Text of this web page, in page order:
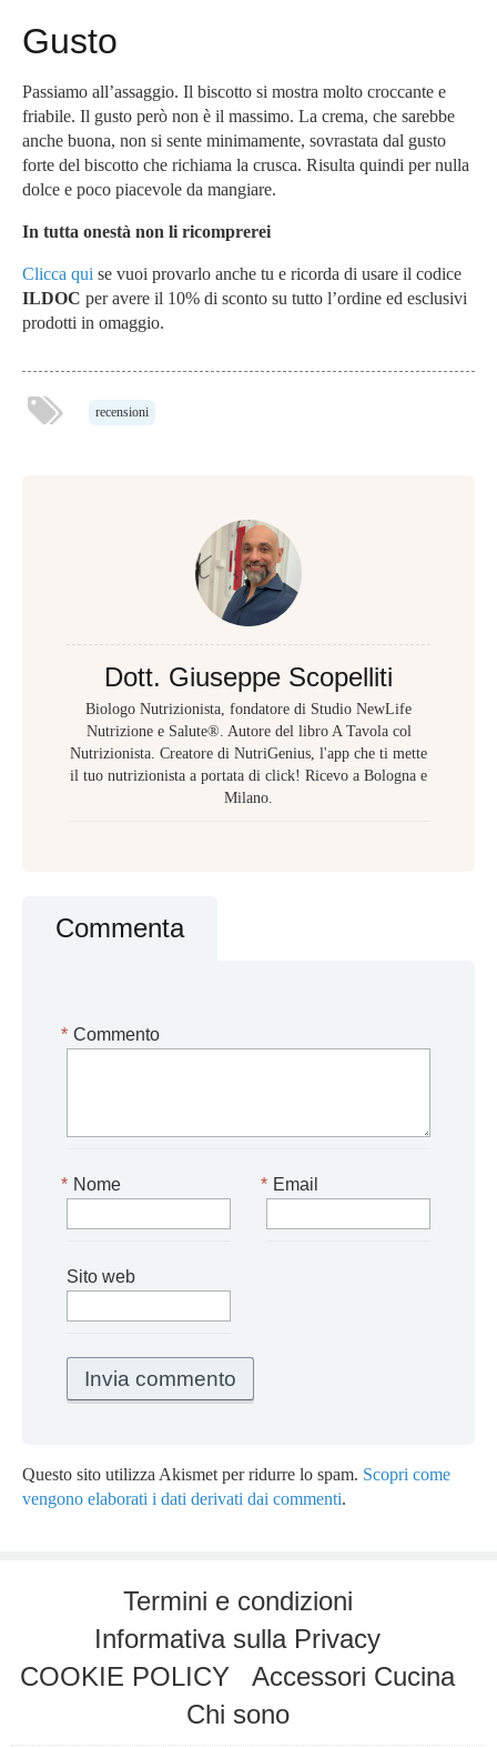
Gusto
Passiamo all’assaggio. Il biscotto si mostra molto croccante e
friabile. Il gusto però non è il massimo. La crema, che sarebbe
anche buona, non si sente minimamente, sovrastata dal gusto
forte del biscotto che richiama la crusca. Risulta quindi per nulla
dolce e poco piacevole da mangiare.
In tutta onestà non li ricomprerei
Clicca qui se vuoi provarlo anche tu e ricorda di usare il codice
ILDOC per avere il 10% di sconto su tutto l’ordine ed esclusivi
prodotti in omaggio.
recensioni
Dott. Giuseppe Scopelliti
Biologo Nutrizionista, fondatore di Studio NewLife
Nutrizione e Salute®. Autore del libro A Tavola col
Nutrizionista. Creatore di NutriGenius, l'app che ti mette
il tuo nutrizionista a portata di click! Ricevo a Bologna e
Milano.
Commenta
Commento
*
Nome
* Email
*
Sito web
Questo sito utilizza Akismet per ridurre lo spam. Scopri come
vengono elaborati i dati derivati dai commenti.
Termini e condizioni
Informativa sulla Privacy
COOKIE POLICY
Accessori Cucina
Chi sono